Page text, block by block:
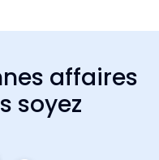
affaires
soyez